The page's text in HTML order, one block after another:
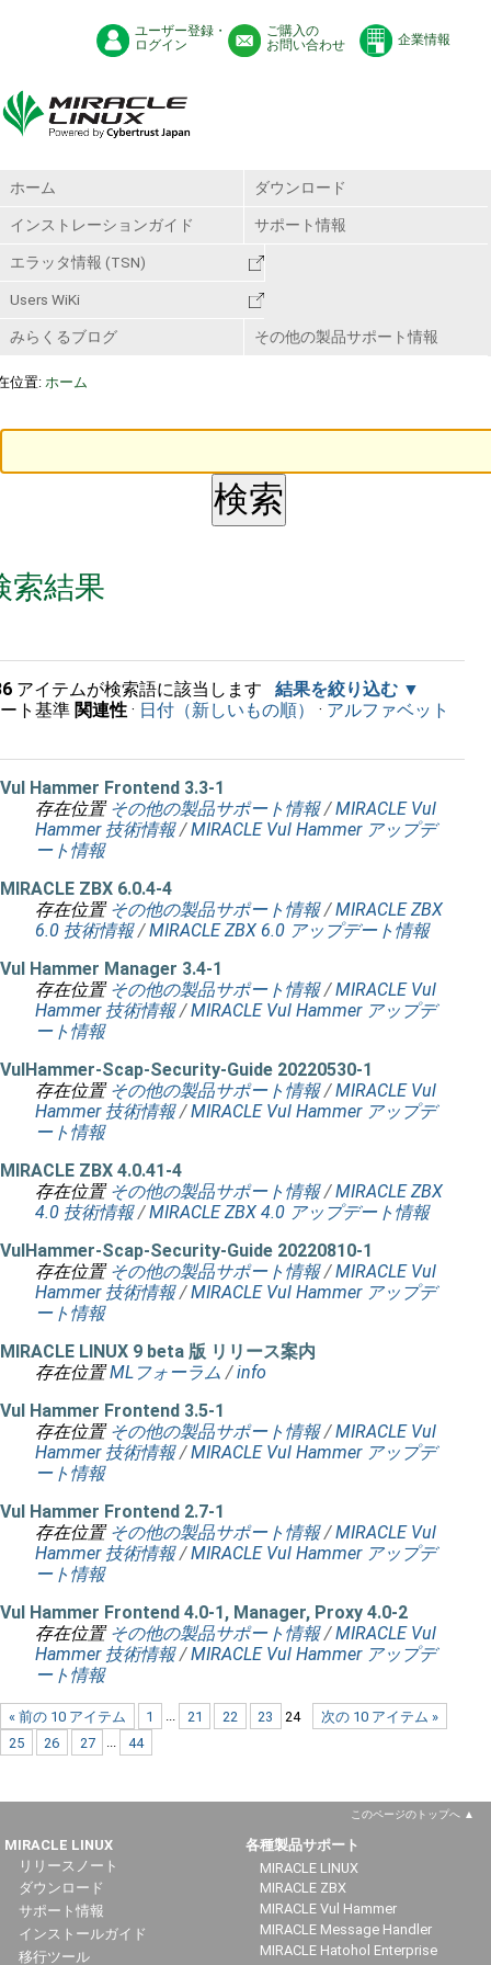
ユーザー登録・
ログイン
ご購入の
お問い合わせ
企業情報
ホーム ダウンロード
インストレーションガイド サポート情報
エラッタ情報 (TSN)
Users WiKi
みらくるブログ その他の製品サポート情報
位置: ホーム
索結果
アイテムが検索語に該当します
結果を絞り込む
ト基準 関連性 · 日付（新しいもの順） · アルファベット
Vul Hammer Frontend 3.3-1
存在位置 その他の製品サポート情報 /MIRACLE Vul
Hammer 技術情報 /MIRACLE Vul Hammer アップデ
ート情報
MIRACLE ZBX 6.0.4-4
存在位置 その他の製品サポート情報 /MIRACLE ZBX
6.0 技術情報 /MIRACLE ZBX 6.0 アップデート情報
Vul Hammer Manager 3.4-1
存在位置 その他の製品サポート情報 /MIRACLE Vul
Hammer 技術情報 /MIRACLE Vul Hammer アップデ
ート情報
VulHammer-Scap-Security-Guide 20220530-1
存在位置 その他の製品サポート情報 /MIRACLE Vul
Hammer 技術情報 /MIRACLE Vul Hammer アップデ
ート情報
MIRACLE ZBX 4.0.41-4
存在位置 その他の製品サポート情報 /MIRACLE ZBX
4.0 技術情報 /MIRACLE ZBX 4.0 アップデート情報
VulHammer-Scap-Security-Guide 20220810-1
存在位置 その他の製品サポート情報 /MIRACLE Vul
Hammer 技術情報 /MIRACLE Vul Hammer アップデ
ート情報
MIRACLE LINUX 9 beta 版 リリース案内
存在位置 MLフォーラム /info
Vul Hammer Frontend 3.5-1
存在位置 その他の製品サポート情報 /MIRACLE Vul
Hammer 技術情報 /MIRACLE Vul Hammer アップデ
ート情報
Vul Hammer Frontend 2.7-1
存在位置 その他の製品サポート情報 /MIRACLE Vul
Hammer 技術情報 /MIRACLE Vul Hammer アップデ
ート情報
Vul Hammer Frontend 4.0-1, Manager, Proxy 4.0-2
存在位置 その他の製品サポート情報 /MIRACLE Vul
Hammer 技術情報 /MIRACLE Vul Hammer アップデ
ート情報
« 前の 10 アイテム 次の 10 アイテム »
1 ... 21 22 23
24
25
26 27 ... 44
このページのトップへ
MIRACLE LINUX
リリースノート
ダウンロード
サポート情報
インストールガイド
移行ツール
各種製品サポート
MIRACLE LINUX
MIRACLE ZBX
MIRACLE Vul Hammer
MIRACLE Message Handler
MIRACLE Hatohol Enterprise